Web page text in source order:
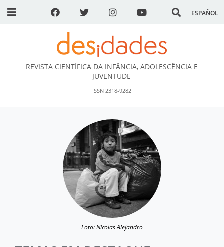
ESPAÑOL
DESidades
REVISTA CIENTÍFICA DA INFÂNCIA, ADOLESCÊNCIA E
JUVENTUDE
ISSN 2318-9282
Foto: Nicolas Alejandro